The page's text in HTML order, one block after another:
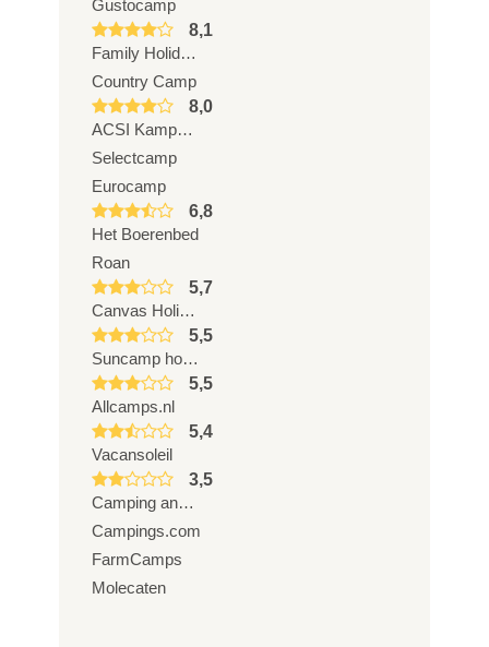
Gustocamp
8,1
Family Holidays
Country Camp
8,0
ACSI Kampeerreizen
Selectcamp
Eurocamp
6,8
Het Boerenbed
Roan
5,7
Canvas Holidays
5,5
Suncamp holidays
5,5
Allcamps.nl
5,4
Vacansoleil
3,5
Camping and Co
Campings.com
FarmCamps
Molecaten